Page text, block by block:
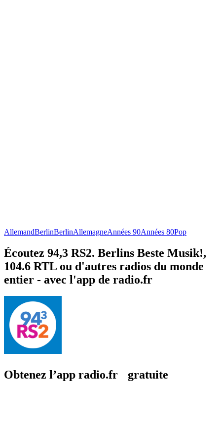
AllemandBerlinBerlinAllemagneAnnées 90Années 80Pop
Écoutez 94,3 RS2. Berlins Beste Musik!,
104.6 RTL ou d'autres radios du monde
entier - avec l'app de radio.fr
Obtenez l’app radio.fr gratuite